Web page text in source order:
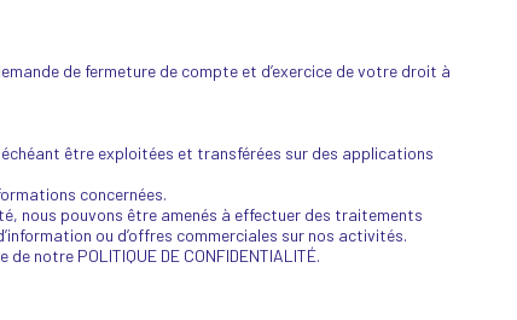
de fermeture de compte et d’exercice de votre droit à
être exploitées et transférées sur des applications
concernées.
nous pouvons être amenés à effectuer des traitements
ou d’offres commerciales sur nos activités.
notre POLITIQUE DE CONFIDENTIALITÉ.